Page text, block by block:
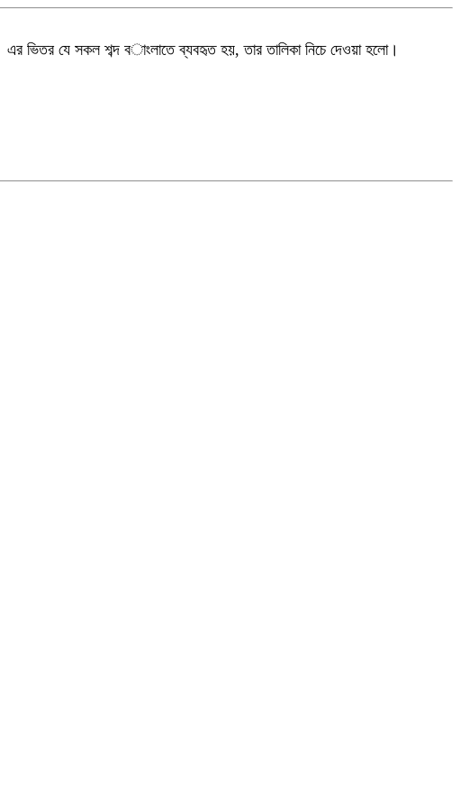
এর ভিতর যে সকল শব্দ বাংলাতে ব্যবহৃত হয়, তার তালিকা নিচে দওয়া হলো।